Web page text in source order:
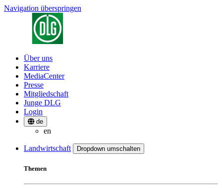
Navigation überspringen
Über uns
Karriere
MediaCenter
Presse
Mitgliedschaft
Junge DLG
Login
de
en
Landwirtschaft Dropdown umschalten
Themen